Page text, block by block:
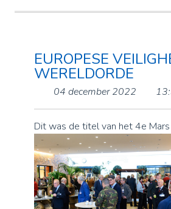
EUROPESE
WERELDORDE
04 december 2022
Dit was de titel van het 4e